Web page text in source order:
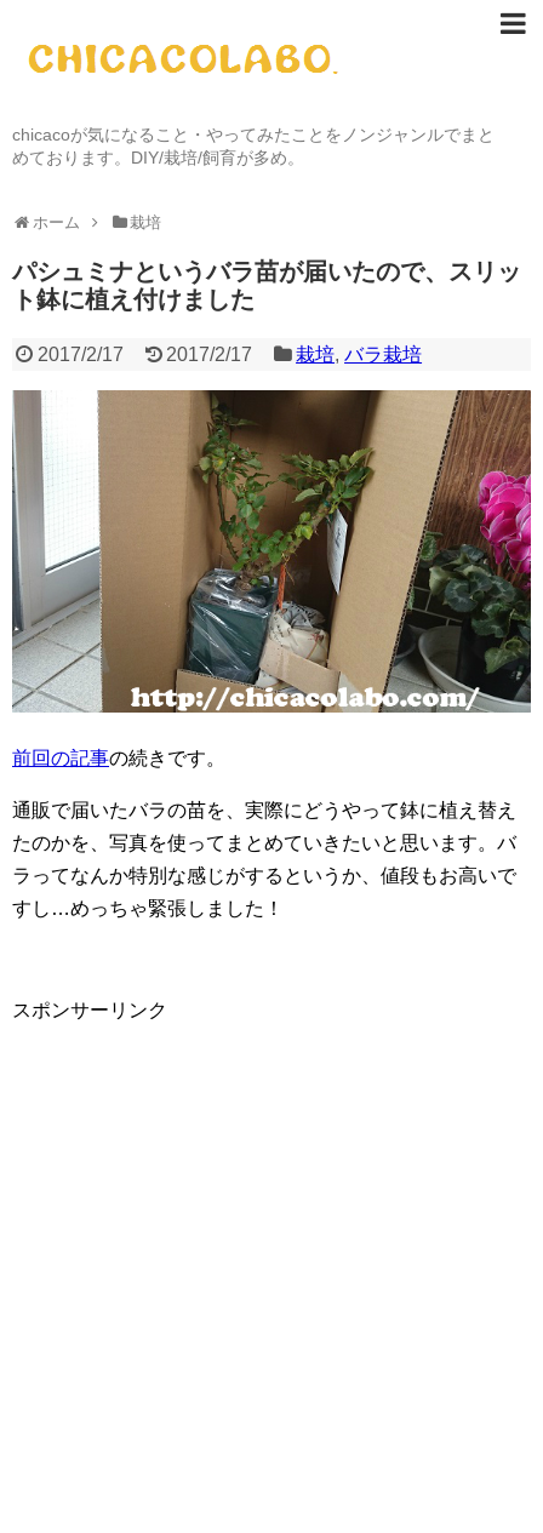
chicacoが気になること・やってみたことをノンジャンルでまと
めております。DIY/栽培/飼育が多め。
ホーム 栽培
パシュミナというバラ苗が届いたので、スリッ
ト鉢に植え付けました
2017/2/17 2017/2/17 栽培,バラ栽培
前回の記事の続きです。
通販で届いたバラの苗を、実際にどうやって鉢に植え替え
たのかを、写真を使ってまとめていきたいと思います。バ
ラってなんか特別な感じがするというか、値段もお高いで
すし…めっちゃ緊張しました！
スポンサーリンク